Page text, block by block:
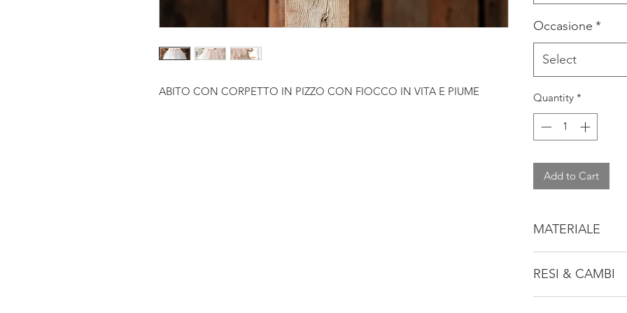
ABITO CON CORPETTO IN PIZZO CON FIOCCO IN VITA E PIUME
Occasione *
Select
Quantity *
Add to Cart
MATERIALE
RESI & CAMBI